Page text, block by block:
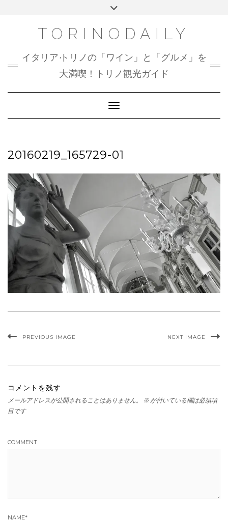
Toggle
TORINODAILY
イタリア•トリノの「ワイン」と「グルメ」を
大満喫！トリノ観光ガイド
Toggle Navigation
20160219_165729-01
PREVIOUS IMAGE NEXT IMAGE
コメントを残す
メールアドレスが公開されることはありません。 ※ が付いている欄は必須項
目です
COMMENT
NAME*